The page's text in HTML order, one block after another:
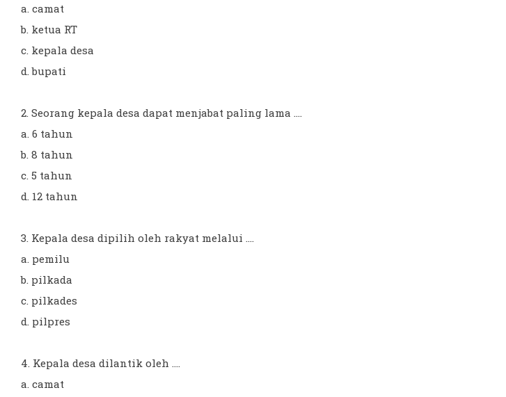
a. camat
b. ketua RT
c. kepala desa
d. bupati
2. Seorang kepala desa dapat menjabat paling lama ....
a. 6 tahun
b. 8 tahun
c. 5 tahun
d. 12 tahun
3. Kepala desa dipilih oleh rakyat melalui ....
a. pemilu
b. pilkada
c. pilkades
d. pilpres
4. Kepala desa dilantik oleh ....
a. camat